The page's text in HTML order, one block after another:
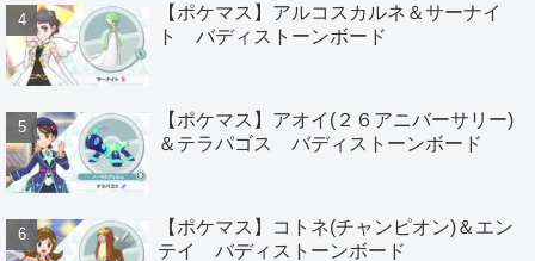
【ポケマス】アルコスカルネ＆サーナイ
ト バディストーンボード
【ポケマス】アオイ(２６アニバーサリー)
＆テラパゴス バディストーンボード
【ポケマス】コトネ(チャンピオン)＆エン
テイ バディストーンボード